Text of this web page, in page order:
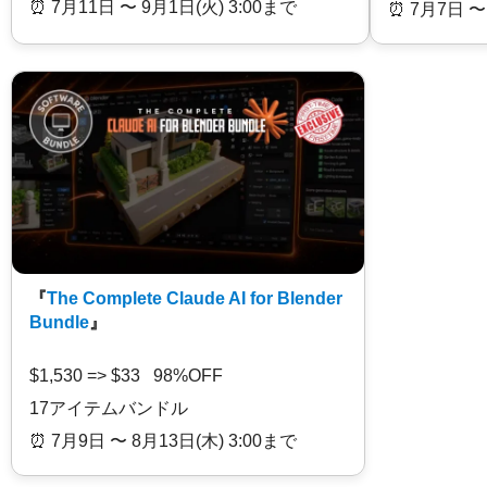
⏰️ 7月11日 〜 9月1日(火) 3:00まで
⏰️ 7月7日
『The Complete Claude AI for Blender
Bundle 』
$1,530 => $33 98%OFF
17アイテムバンドル
⏰️ 7月9日 〜 8月13日(木) 3:00まで